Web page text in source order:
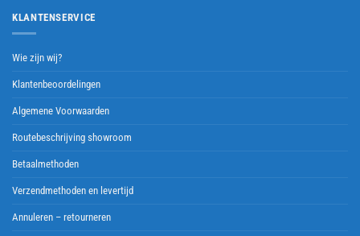
KLANTENSERVICE
Wie zijn wij?
Klantenbeoordelingen
Algemene Voorwaarden
Routebeschrijving showroom
Betaalmethoden
Verzendmethoden en levertijd
Annuleren – retourneren